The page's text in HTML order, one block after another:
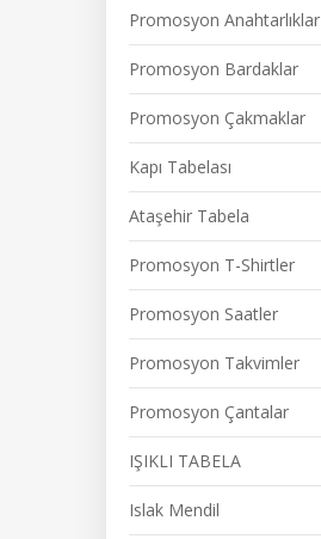
Promosyon Anahtarlıklar
Promosyon Bardaklar
Promosyon Çakmaklar
Kapı Tabelası
Ataşehir Tabela
Promosyon T-Shirtler
Promosyon Saatler
Promosyon Takvimler
Promosyon Çantalar
IŞIKLI TABELA
Islak Mendil